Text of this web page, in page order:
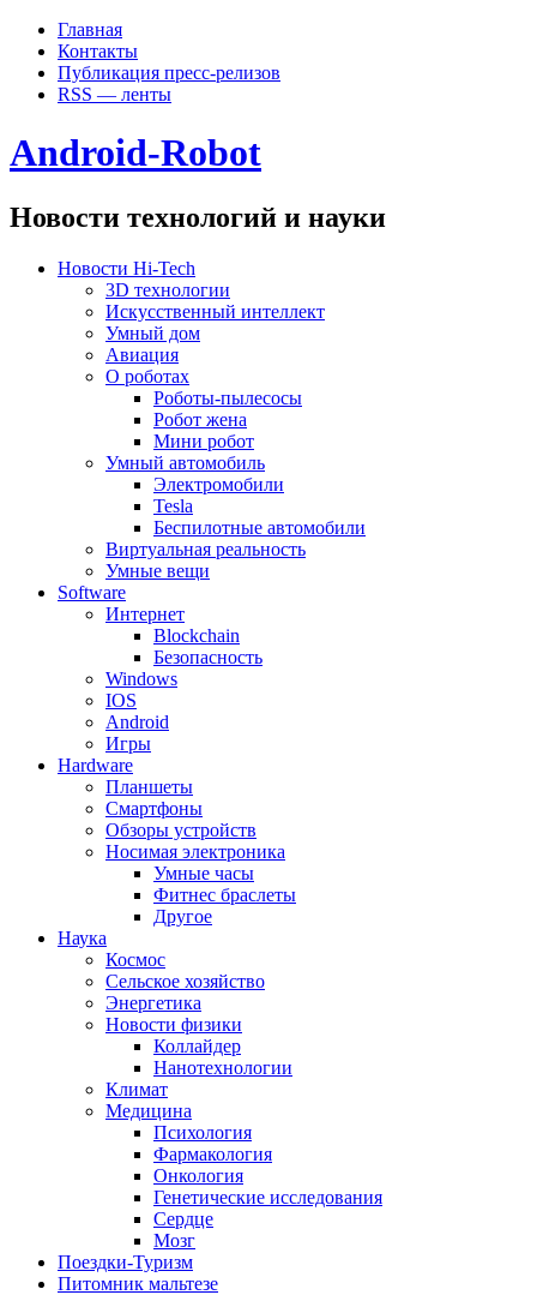
Главная
Контакты
Публикация пресс-релизов
RSS — ленты
Android-Robot
Новости технологий и науки
Новости Hi-Tech
3D технологии
Искусственный интеллект
Умный дом
Авиация
О роботах
Роботы-пылесосы
Робот жена
Мини робот
Умный автомобиль
Электромобили
Tesla
Беспилотные автомобили
Виртуальная реальность
Умные вещи
Software
Интернет
Blockchain
Безопасность
Windows
IOS
Android
Игры
Hardware
Планшеты
Смартфоны
Обзоры устройств
Носимая электроника
Умные часы
Фитнес браслеты
Другое
Наука
Космос
Сельское хозяйство
Энергетика
Новости физики
Коллайдер
Нанотехнологии
Климат
Медицина
Психология
Фармакология
Онкология
Генетические исследования
Сердце
Мозг
Поездки-Туризм
Питомник мальтезе